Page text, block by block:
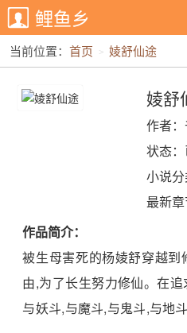
鲤鱼乡
当前位置： 首页 婈舒仙途
婈舒
作者
状态
小说分
最新章
作品简介：
被生母害死的杨婈舒穿越
由,为了长生努力修仙。在
与妖斗,与魔斗,与鬼斗,与